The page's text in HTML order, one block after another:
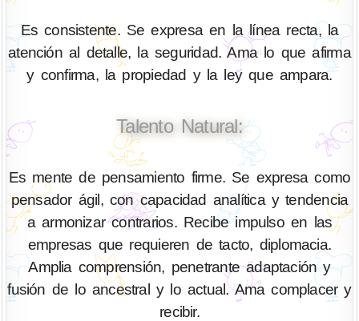
Es consistente. Se expresa en la línea recta, la
atención al detalle, la seguridad. Ama lo que afirma
y confirma, la propiedad y la ley que ampara.
Talento Natural:
Es mente de pensamiento firme. Se expresa como
pensador ágil, con capacidad analítica y tendencia
a armonizar contrarios. Recibe impulso en las
empresas que requieren de tacto, diplomacia.
Amplia comprensión, penetrante adaptación y
fusión de lo ancestral y lo actual. Ama complacer y
recibir.